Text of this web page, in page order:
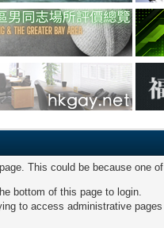
This could be because one
bottom of this page to login.
to access administrative